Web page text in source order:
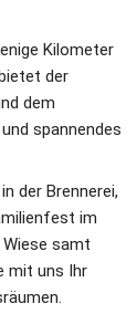
Kilometer
der
dem
spannendes
der Brennerei,
im
samt
mit uns Ihr